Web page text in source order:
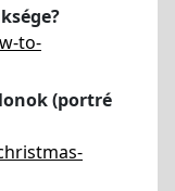
to-
(portré